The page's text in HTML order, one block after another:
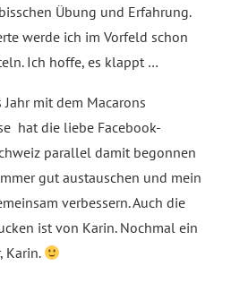
Übung und Erfahrung.
werde ich im Vorfeld schon
Ich hoffe, es klappt …
mit dem Macarons
hat die liebe Facebook-
parallel damit begonnen
gut austauschen und mein
verbessern. Auch die
ist von Karin. Nochmal ein
Karin.